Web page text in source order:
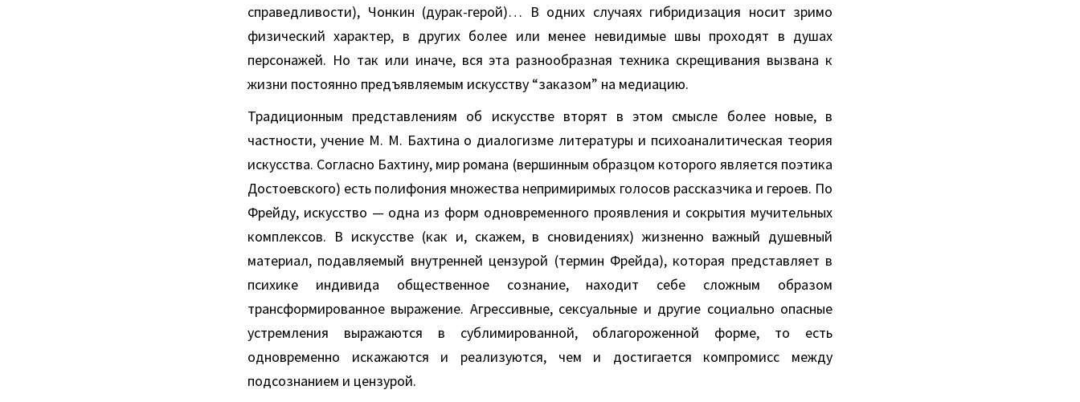
справедливости), Чонкин (дурак-герой)… В одних случаях гибридизация носит зримо
физический характер, в других более или менее невидимые швы проходят в душах
персонажей. Но так или иначе, вся эта разнообразная техника скрещивания вызвана к
жизни постоянно предъявляемым искусству “заказом” на медиацию.
Традиционным представлениям об искусстве вторят в этом смысле более новые, в
частности, учение М. М. Бахтина о диалогизме литературы и психоаналитическая теория
искусства. Согласно Бахтину, мир романа (вершинным образцом которого является поэтика
Достоевского) есть полифония множества непримиримых голосов рассказчика и героев. По
Фрейду, искусство — одна из форм одновременного проявления и сокрытия мучительных
комплексов. В искусстве (как и, скажем, в сновидениях) жизненно важный душевный
материал, подавляемый внутренней цензурой (термин Фрейда), которая представляет в
психике индивида общественное сознание, находит себе сложным образом
трансформированное выражение. Агрессивные, сексуальные и другие социально опасные
устремления выражаются в сублимированной, облагороженной форме, то есть
одновременно искажаются и реализуются, чем и достигается компромисс между
подсознанием и цензурой.